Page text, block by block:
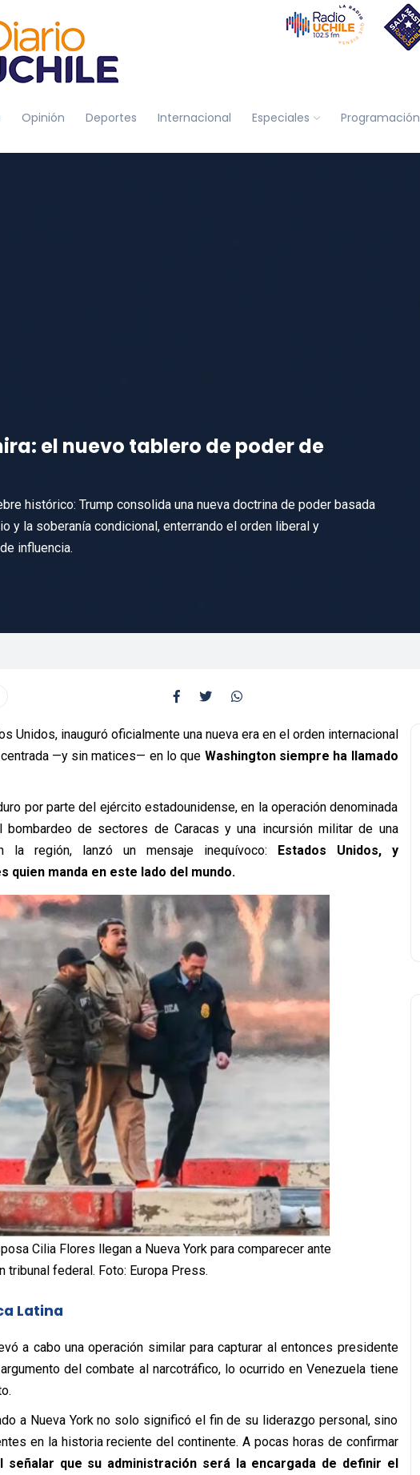
Opinión Deportes Internacional Especiales Programación
el nuevo tablero de poder de
histórico: Trump consolida una nueva doctrina de poder basada
y la soberanía condicional, enterrando el orden liberal y
influencia.
Unidos, inauguró oficialmente una nueva era en el orden internacional
—y sin matices— en lo que Washington siempre ha llamado
por parte del ejército estadounidense, en la operación denominada
bombardeo de sectores de Caracas y una incursión militar de una
la región, lanzó un mensaje inequívoco: Estados Unidos, y
quien manda en este lado del mundo.
Cilia Flores llegan a Nueva York para comparecer ante
tribunal federal. Foto: Europa Press.
Latina
a cabo una operación similar para capturar al entonces presidente
del combate al narcotráfico, lo ocurrido en Venezuela tiene
a Nueva York no solo significó el fin de su liderazgo personal, sino
en la historia reciente del continente. A pocas horas de confirmar
señalar que su administración será la encargada de definir el